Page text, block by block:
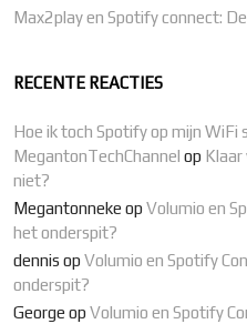
Max2play en Spotify connect:
RECENTE REACTIES
Hoe ik toch Spotify op mijn WiFi
MegantonTechChannel op Klaar
niet?
Megantonneke op Volumio en
het onderspit?
dennis op Volumio en Spotify
onderspit?
George op Volumio en Spotify